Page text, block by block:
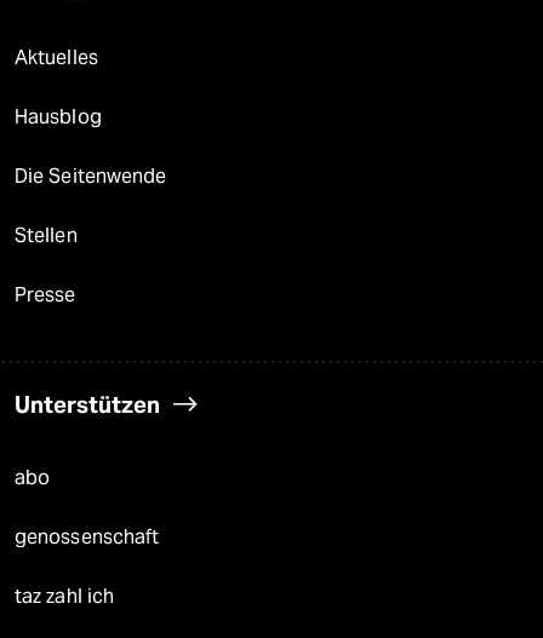
Aktuelles
Hausblog
Die Seitenwende
Stellen
Presse
Unterstützen
abo
genossenschaft
taz zahl ich